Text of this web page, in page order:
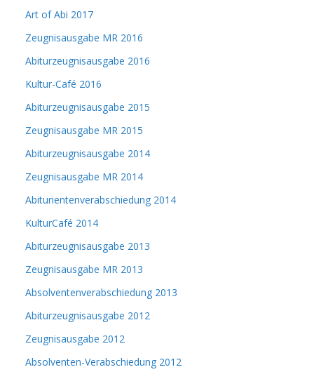
Art of Abi 2017
Zeugnisausgabe MR 2016
Abiturzeugnisausgabe 2016
Kultur-Café 2016
Abiturzeugnisausgabe 2015
Zeugnisausgabe MR 2015
Abiturzeugnisausgabe 2014
Zeugnisausgabe MR 2014
Abiturientenverabschiedung 2014
KulturCafé 2014
Abiturzeugnisausgabe 2013
Zeugnisausgabe MR 2013
Absolventenverabschiedung 2013
Abiturzeugnisausgabe 2012
Zeugnisausgabe 2012
Absolventen-Verabschiedung 2012